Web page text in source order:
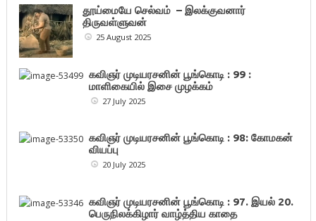
தூய்மையே செல்வம் – இலக்குவனார்
திருவள்ளுவன்
25 August 2025
கவிஞர் முடியரசனின் பூங்கொடி : 99 :
மாளிகையில் இசை முழக்கம்
27 July 2025
கவிஞர் முடியரசனின் பூங்கொடி : 98: கோமகன்
வியப்பு
20 July 2025
கவிஞர் முடியரசனின் பூங்கொடி : 97. இயல் 20.
பெருநிலக்கிழார் வாழ்த்திய காதை